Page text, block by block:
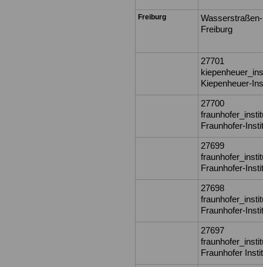
Freiburg
Freiburg
27701
Kiepenheuer-
27700
Fraunhofer-
27699
Fraunhofer-
27698
Fraunhofer-
27697
Fraunhofer